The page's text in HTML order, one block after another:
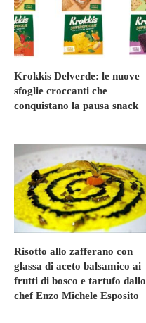
Krokkis Delverde: le nuove
sfoglie croccanti che
conquistano la pausa snack
Risotto allo zafferano con
glassa di aceto balsamico ai
frutti di bosco e tartufo dallo
chef Enzo Michele Esposito